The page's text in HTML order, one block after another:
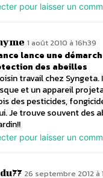
pour laisser un
1 août 2010 à 16h39
lance une
des abeilles
travail chez
et un appareil
des pesticides,
Je trouve souvent des
pour laisser un
26 septembre 2012 à